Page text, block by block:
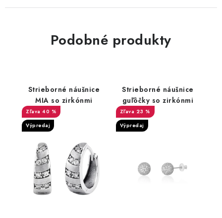
Podobné produkty
Strieborné náušnice
MIA so zirkónmi
40 %
Výpredaj
Strieborné náušnice
guľôčky so zirkónmi
23 %
Výpredaj